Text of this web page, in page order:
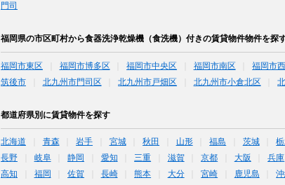
門司
福岡県の市区町村から食器洗浄乾燥機（食洗機）付きの賃貸物件物件を探
福岡市東区 福岡市博多区 福岡市中央区 福岡市南区 福岡市
筑後市
北九州市門司区 北九州市戸畑区 北九州市小倉北区
都道府県別に賃貸物件を探す
北海道 青森 岩手 宮城 秋田 山形 福島 茨城
長野
岐阜 静岡 愛知 三重 滋賀 京都 大阪 兵庫
高知
福岡 佐賀 長崎 熊本 大分 宮崎 鹿児島